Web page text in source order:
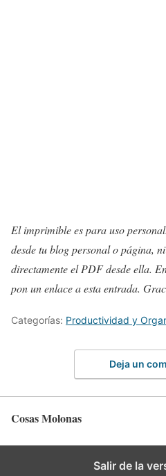
El imprimible es para uso
desde tu blog personal o página,
directamente el PDF desde ella.
pon un enlace a esta entrada.
Categorías: Productividad y
Deja un
Cosas Molonas
Salir de la